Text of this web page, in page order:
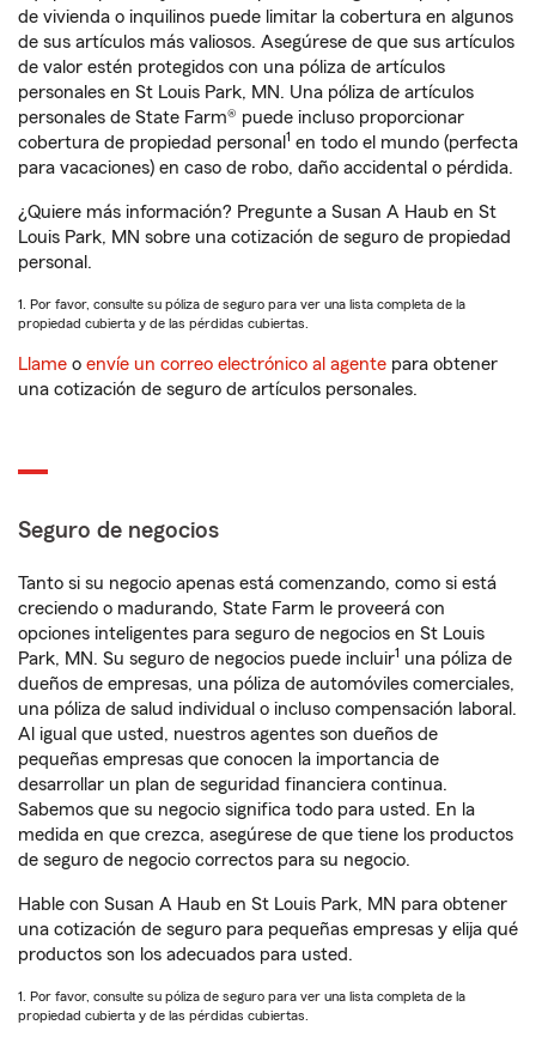
de vivienda o inquilinos puede limitar la cobertura en algunos
de sus artículos más valiosos. Asegúrese de que sus artículos
de valor estén protegidos con una póliza de artículos
personales en St Louis Park, MN. Una póliza de artículos
personales de State Farm® puede incluso proporcionar
cobertura de propiedad personal 1 en todo el mundo (perfecta
para vacaciones) en caso de robo, daño accidental o pérdida.
¿Quiere más información? Pregunte a Susan A Haub en St
Louis Park, MN sobre una cotización de seguro de propiedad
personal.
1. Por favor, consulte su póliza de seguro para ver una lista completa de la
propiedad cubierta y de las pérdidas cubiertas.
Llame o envíe un correo electrónico al agente para obtener
una cotización de seguro de artículos personales.
Seguro de negocios
Tanto si su negocio apenas está comenzando, como si está
creciendo o madurando, State Farm le proveerá con
opciones inteligentes para seguro de negocios en St Louis
Park, MN. Su seguro de negocios puede incluir1 una póliza de
dueños de empresas, una póliza de automóviles comerciales,
una póliza de salud individual o incluso compensación laboral.
Al igual que usted, nuestros agentes son dueños de
pequeñas empresas que conocen la importancia de
desarrollar un plan de seguridad financiera continua.
Sabemos que su negocio significa todo para usted. En la
medida en que crezca, asegúrese de que tiene los productos
de seguro de negocio correctos para su negocio.
Hable con Susan A Haub en St Louis Park, MN para obtener
una cotización de seguro para pequeñas empresas y elija qué
productos son los adecuados para usted.
1. Por favor, consulte su póliza de seguro para ver una lista completa de la
propiedad cubierta y de las pérdidas cubiertas.